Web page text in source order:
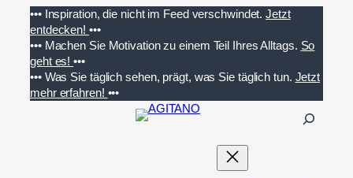
Inhalt
springen
••• Inspiration, die nicht im Feed verschwindet. Jetzt
entdecken! •••
••• Machen Sie Motivation zu einem Teil Ihres Alltags. So
geht es!•••
••• Was Sie täglich sehen, prägt, was Sie täglich tun. Jetzt
mehr erfahren! •••